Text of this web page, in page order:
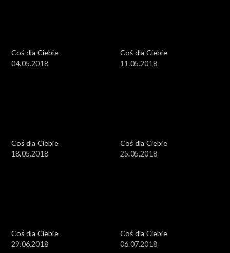
Coś dla Ciebie
04.05.2018
Coś dla Ciebie
11.05.2018
Coś dla Ciebie
18.05.2018
Coś dla Ciebie
25.05.2018
Coś dla Ciebie
29.06.2018
Coś dla Ciebie
06.07.2018